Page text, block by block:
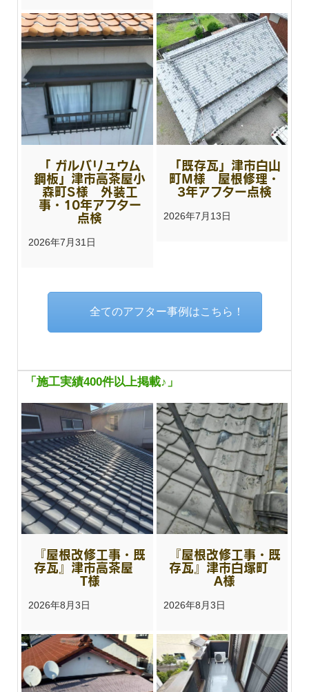
「 ガルバリュウム
鋼板」津市高茶屋小
森町S様 外装工
事・10年アフター
点検
2026年7月31日
「既存瓦」津市白山
町M様 屋根修理・
3年アフター点検
2026年7月13日
全てのアフター事例はこちら！
「施工実績400件以上掲載♪」
『屋根改修工事・既
存瓦』津市高茶屋
T様
2026年8月3日
『屋根改修工事・既
存瓦』津市白塚町
A様
2026年8月3日